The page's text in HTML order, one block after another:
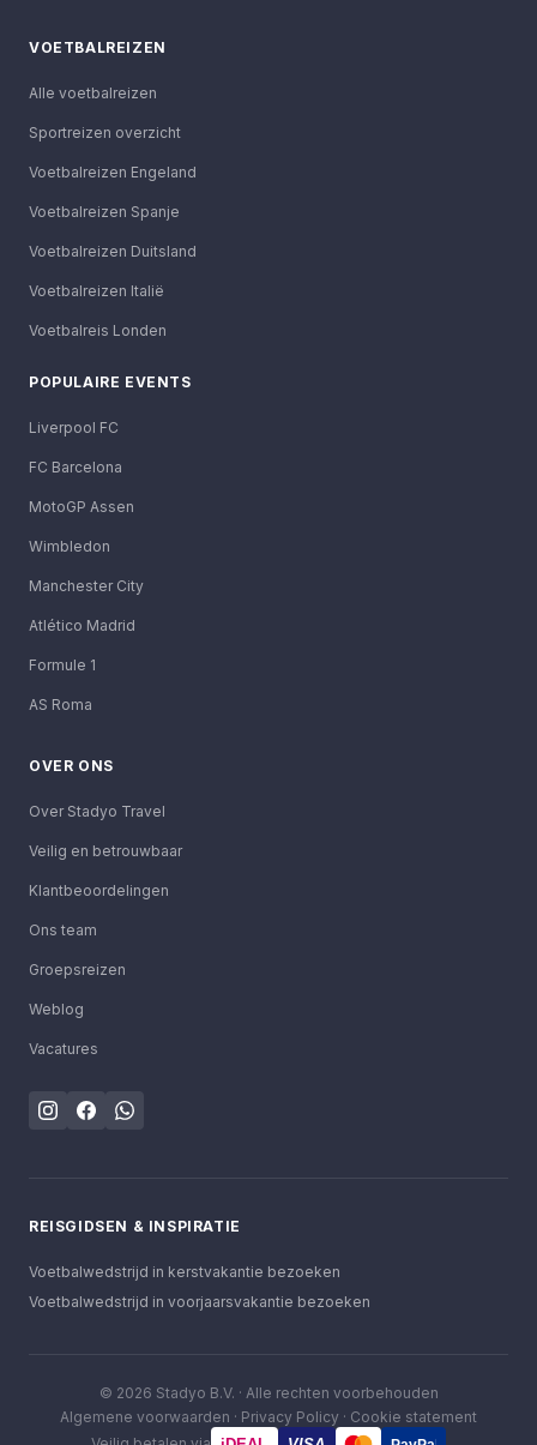
VOETBALREIZEN
Alle voetbalreizen
Sportreizen overzicht
Voetbalreizen Engeland
Voetbalreizen Spanje
Voetbalreizen Duitsland
Voetbalreizen Italië
Voetbalreis Londen
POPULAIRE EVENTS
Liverpool FC
FC Barcelona
MotoGP Assen
Wimbledon
Manchester City
Atlético Madrid
Formule 1
AS Roma
OVER ONS
Over Stadyo Travel
Veilig en betrouwbaar
Klantbeoordelingen
Ons team
Groepsreizen
Weblog
Vacatures
REISGIDSEN & INSPIRATIE
Voetbalwedstrijd in kerstvakantie bezoeken
Voetbalwedstrijd in voorjaarsvakantie bezoeken
© 2026 Stadyo B.V. · Alle rechten voorbehouden
Algemene voorwaarden · Privacy Policy · Cookie statement